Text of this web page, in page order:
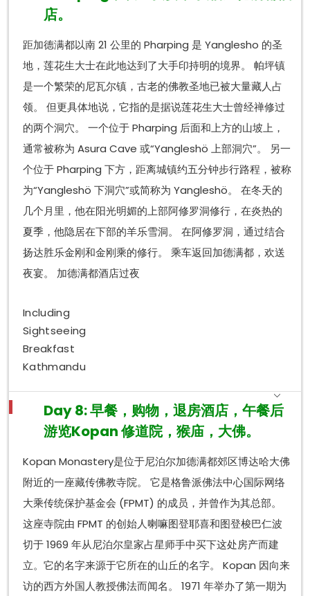
店。
距加德满都以南 21 公里的 Pharping 是 Yanglesho 的圣
地，莲花生大士在此地达到了大手印持明的境界。 帕坪镇
是一个繁荣的尼瓦尔镇，古老的佛教圣地已被大量藏人占
领。 但更具体地说，它指的是据说莲花生大士曾经禅修过
的两个洞穴。 一个位于 Pharping 后面和上方的山坡上，
通常被称为 Asura Cave 或“Yangleshö 上部洞穴”。 另一
个位于 Pharping 下方，距离城镇约五分钟步行路程，被称
为“Yangleshö 下洞穴”或简称为 Yangleshö。 在冬天的
几个月里，他在阳光明媚的上部阿修罗洞修行，在炎热的
夏季，他隐居在下部的羊乐雪洞。 在阿修罗洞，通过结合
扬达胜乐金刚和金刚乘的修行。 乘车返回加德满都，欢送
夜宴。 加德满都酒店过夜
Including
Sightseeing
Breakfast
Kathmandu
Day 8: 早餐，购物，退房酒店，午餐后
游览Kopan 修道院，猴庙，大佛。
Kopan Monastery是位于尼泊尔加德满都郊区博达哈大佛
附近的一座藏传佛教寺院。 它是格鲁派佛法中心国际网络
大乘传统保护基金会 (FPMT) 的成员，并曾作为其总部。
这座寺院由 FPMT 的创始人喇嘛图登耶喜和图登梭巴仁波
切于 1969 年从尼泊尔皇家占星师手中买下这处房产而建
立。它的名字来源于它所在的山丘的名字。 Kopan 因向来
访的西方外国人教授佛法而闻名。 1971 年举办了第一期为